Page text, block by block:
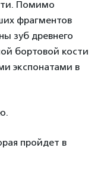
Помимо
фрагментов
зуб древнего
бортовой кости
экспонатами в
пройдет в